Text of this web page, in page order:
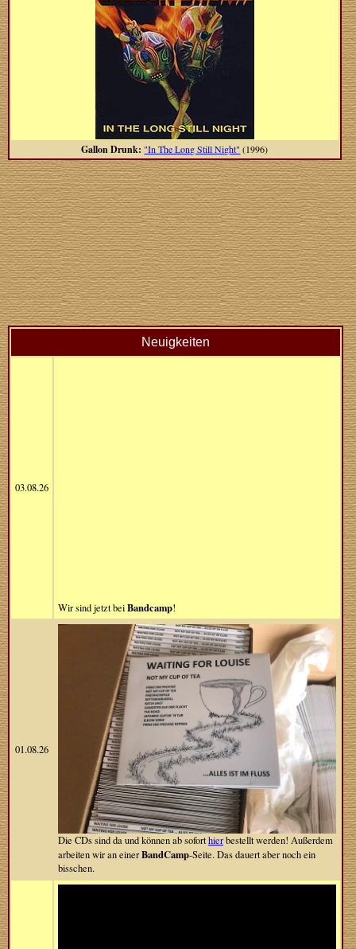
Gallon Drunk: "In The Long Still Night" (1996)
Neuigkeiten
03.08.26
Wir sind jetzt beiBandcamp!
01.08.26
Die CDs sind da und können ab soforthierbestellt werden! Außerdem
arbeiten wir an einerBandCamp-Seite. Das dauert aber noch ein
bisschen.